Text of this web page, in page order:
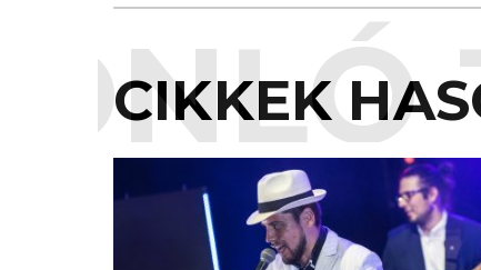
CIKKEK